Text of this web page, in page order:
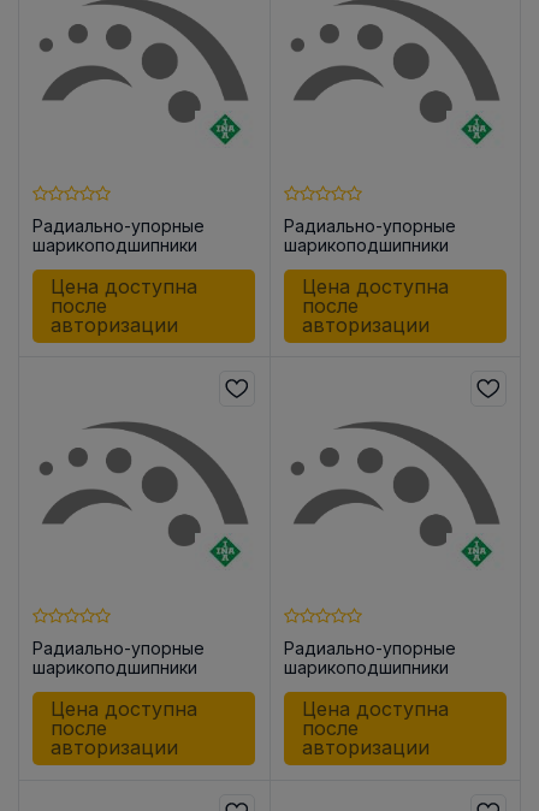
Радиально-упорные
шарикоподшипники
Цена доступна
после
авторизации
Радиально-упорные
шарикоподшипники
Цена доступна
после
авторизации
Радиально-упорные
шарикоподшипники
ZKLN0832 -2Z
Цена доступна
после
авторизации
Радиально-упорные
шарикоподшипники
ZKLN1242 -2RS-PE
Цена доступна
после
авторизации